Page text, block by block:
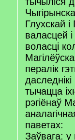
Глухскай
валасцей
воласці
пералік
тычацца
рэгіёнаў
паветах:
Заўвага: